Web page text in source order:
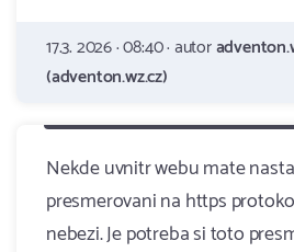
17.3. 2026 · 08:40 · autor
(adventon.wz.cz)
Nekde uvnitr webu mate
presmerovani na https
nebezi. Je potreba si toto